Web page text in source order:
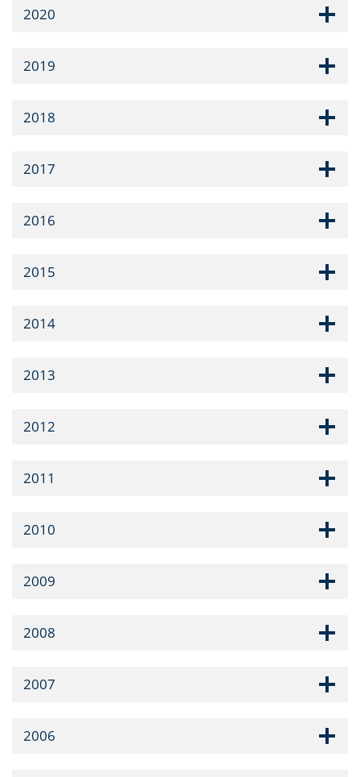
2020
2019
2018
2017
2016
2015
2014
2013
2012
2011
2010
2009
2008
2007
2006